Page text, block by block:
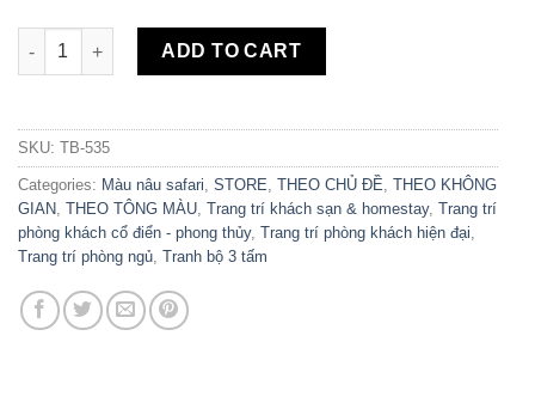
Bộ 3 Tranh Canvas Amazon Lotus TB-535 quantity
ADD TO CART
SKU: TB-535
Categories: Màu nâu safari, STORE, THEO CHỦ ĐỀ, THEO KHÔNG
GIAN, THEO TÔNG MÀU, Trang trí khách sạn & homestay, Trang trí
phòng khách cổ điển - phong thủy, Trang trí phòng khách hiện đại,
Trang trí phòng ngủ, Tranh bộ 3 tấm